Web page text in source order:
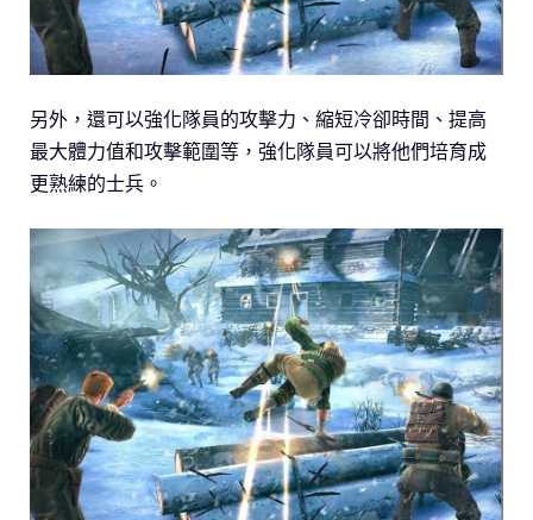
另外，還可以強化隊員的攻擊力、縮短冷卻時間、提高
最大體力值和攻擊範圍等，強化隊員可以將他們培育成
更熟練的士兵。